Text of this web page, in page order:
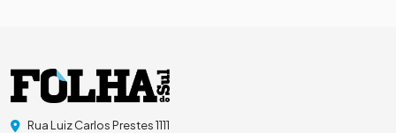
Rua Luiz Carlos Prestes 1111